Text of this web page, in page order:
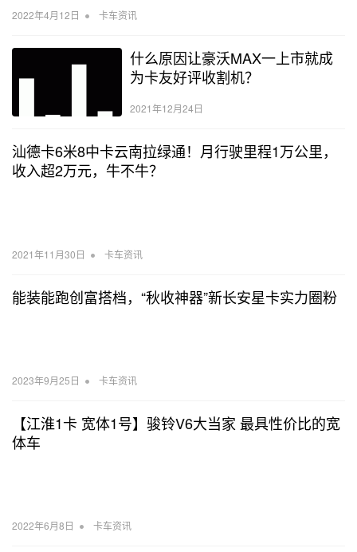
2022年4月12日 • 卡车资讯
什么原因让豪沃MAX一上市就成
为卡友好评收割机？
2021年12月24日
汕德卡6米8中卡云南拉绿通！月行驶里程1万公里，
收入超2万元，牛不牛？
2021年11月30日 • 卡车资讯
能装能跑创富搭档，“秋收神器”新长安星卡实力圈粉
2023年9月25日 • 卡车资讯
【江淮1卡 宽体1号】骏铃V6大当家 最具性价比的宽
体车
2022年6月8日 • 卡车资讯